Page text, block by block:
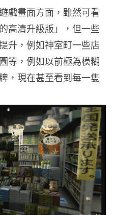
戲畫面方面，雖然可看
高清升級版」，但一些
升，例如神室町一些店
等，例如以前極為模糊
，現在甚至看到每一隻